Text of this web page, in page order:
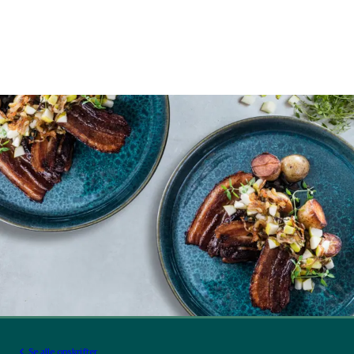
Se alle opskrifter